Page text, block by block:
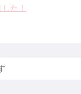
た！